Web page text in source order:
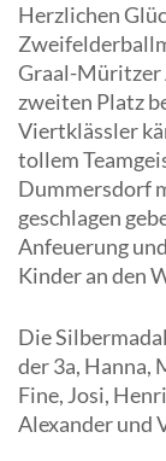
Herzlichen
Graal-Müritzer
zweiten Platz
Viertklässler
tollem
Dummersdorf
geschlagen
Anfeuerung
Kinder an den
Die
der 3a, Hanna,
Fine, Josi,
Alexander und